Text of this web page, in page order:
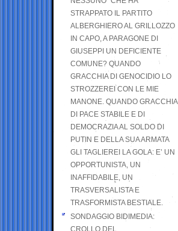
STRAPPATO IL PARTITO
ALBERGHIERO AL GRILLOZZO
IN CAPO, A PARAGONE DI
GIUSEPPI UN DEFICIENTE
COMUNE? QUANDO
GRACCHIA DI GENOCIDIO LO
STROZZEREI CON LE MIE
MANONE. QUANDO GRACCHIA
DI PACE STABILE E DI
DEMOCRAZIA AL SOLDO DI
PUTIN E DELLA SUA ARMATA
GLI TAGLIEREI LA GOLA: E’ UN
OPPORTUNISTA, UN
INAFFIDABILE, UN
TRASVERSALISTA E
TRASFORMISTA BESTIALE.
SONDAGGIO BIDIMEDIA:
CROLLO DEL